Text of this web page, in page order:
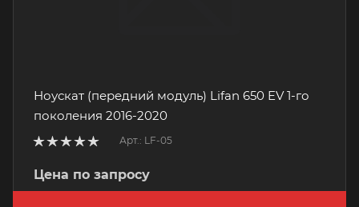
Ноускат (передний модуль) Lifan 650 EV 1-го
поколения 2016-2020
Арт.: LF-05
Цена по запросу